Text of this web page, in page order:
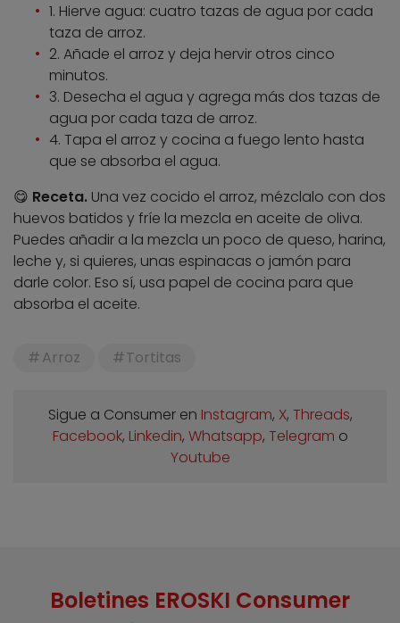
1. Hierve agua: cuatro tazas de agua por cada
taza de arroz.
2. Añade el arroz y deja hervir otros cinco
minutos.
3. Desecha el agua y agrega más dos tazas de
agua por cada taza de arroz.
4. Tapa el arroz y cocina a fuego lento hasta
que se absorba el agua.
😋 Receta. Una vez cocido el arroz, mézclalo con dos
huevos batidos y fríe la mezcla en aceite de oliva.
Puedes añadir a la mezcla un poco de queso, harina,
leche y, si quieres, unas espinacas o jamón para
darle color. Eso sí, usa papel de cocina para que
absorba el aceite.
Arroz Tortitas
Sigue a Consumer en Instagram, X, Threads,
Facebook, Linkedin, Whatsapp, Telegram o
Youtube
Boletines EROSKI Consumer